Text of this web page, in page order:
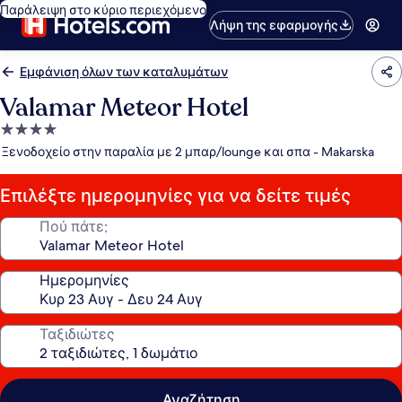
Παράλειψη στο κύριο περιεχόμενο
Λήψη της εφαρμογής
Εμφάνιση όλων των καταλυμάτων
Valamar Meteor Hotel
Κατάλυμα
με
αστέρια
Ξενοδοχείο στην παραλία με 2 μπαρ/lounge και σπα - Makarska
Επιλέξτε ημερομηνίες για να δείτε τιμές
Πού πάτε;
Ημερομηνίες
Ταξιδιώτες